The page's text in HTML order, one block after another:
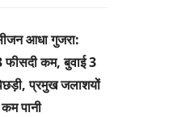
आधा गुजरा:
फीसदी कम, बुवाई 3
प्रमुख जलाशयों
पानी